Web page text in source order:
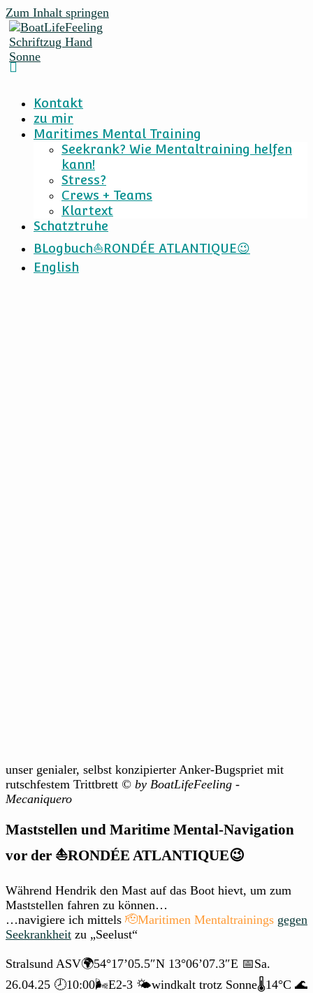
Zum Inhalt springen
Kontakt
zu mir
Maritimes Mental Training
Seekrank? Wie Mentaltraining helfen
kann!
Stress?
Crews + Teams
Klartext
Schatztruhe
BLogbuch⛵RONDÉE ATLANTIQUE😉
English
unser genialer, selbst konzipierter Anker-Bugspriet mit
rutschfestem Trittbrett © by BoatLifeFeeling -
Mecaniquero
Maststellen und Maritime Mental-Navigation
vor der ⛵RONDÉE ATLANTIQUE😉
Während Hendrik den Mast auf das Boot hievt, um zum
Maststellen fahren zu können…
…navigiere ich mittels 🫡Maritimen Mentaltrainings gegen
Seekrankheit zu „Seelust“
Stralsund ASV🌍54°17’05.5″N 13°06’07.3″E 📅Sa.
26.04.25 🕗10:00🌬️E2-3 🌤️windkalt trotz Sonne🌡️14°C 🌊